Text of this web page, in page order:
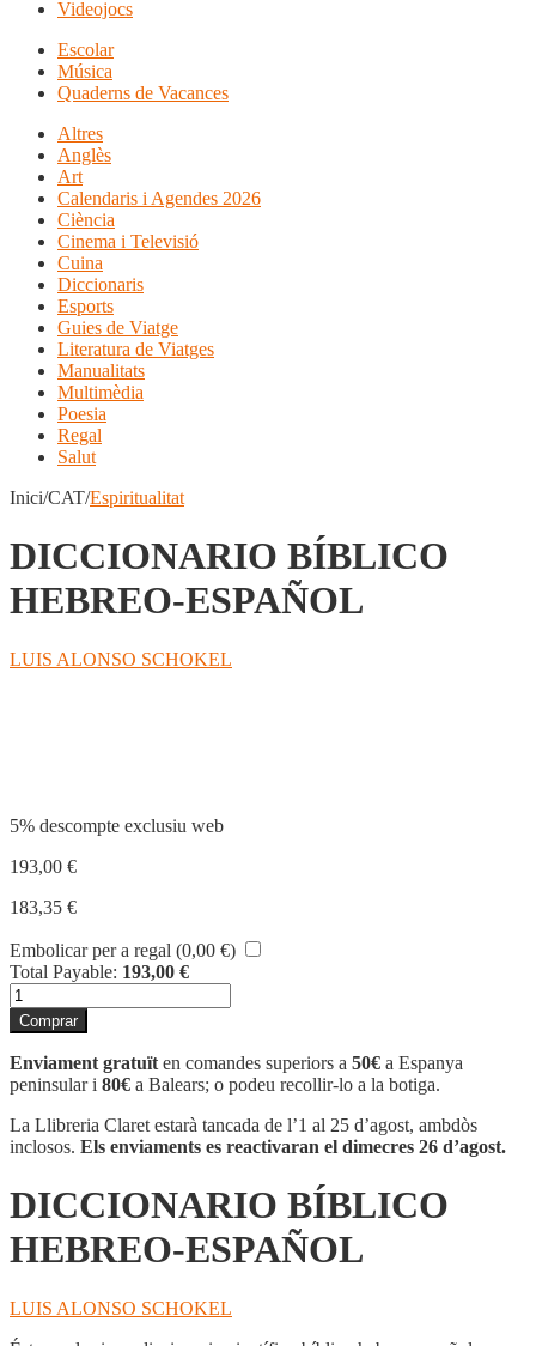
Videojocs
Escolar
Música
Quaderns de Vacances
Altres
Anglès
Art
Calendaris i Agendes 2026
Ciència
Cinema i Televisió
Cuina
Diccionaris
Esports
Guies de Viatge
Literatura de Viatges
Manualitats
Multimèdia
Poesia
Regal
Salut
Inici/CAT/Espiritualitat
DICCIONARIO BÍBLICO
HEBREO-ESPAÑOL
LUIS ALONSO SCHOKEL
5% descompte exclusiu web
193,00 €
183,35 €
Embolicar per a regal (0,00 €)
Total Payable: 193,00 €
quantitat
de
DICCIONARIO
BÍBLICO
HEBREO-
ESPAÑOL
Comprar
Enviament gratuït en comandes superiors a 50€ a Espanya
peninsular i 80€ a Balears; o podeu recollir-lo a la botiga.
La Llibreria Claret estarà tancada de l’1 al 25 d’agost, ambdòs
inclosos. Els enviaments es reactivaran el dimecres 26 d’agost.
DICCIONARIO BÍBLICO
HEBREO-ESPAÑOL
LUIS ALONSO SCHOKEL